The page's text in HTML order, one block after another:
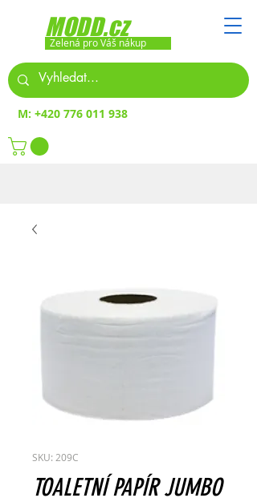
MODD.cz
Zelená pro Váš nákup
M: +420 776 011 938
SKU: 209C
TOALETNÍ PAPÍR JUMBO